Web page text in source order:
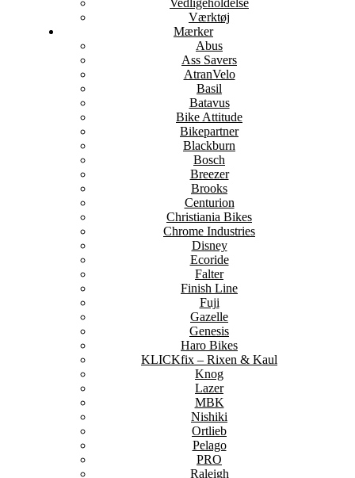
Vedligeholdelse
Værktøj
Mærker
Abus
Ass Savers
AtranVelo
Basil
Batavus
Bike Attitude
Bikepartner
Blackburn
Bosch
Breezer
Brooks
Centurion
Christiania Bikes
Chrome Industries
Disney
Ecoride
Falter
Finish Line
Fuji
Gazelle
Genesis
Haro Bikes
KLICKfix – Rixen & Kaul
Knog
Lazer
MBK
Nishiki
Ortlieb
Pelago
PRO
Raleigh